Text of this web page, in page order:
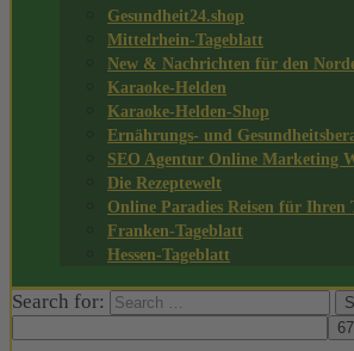
Gesundheit24.shop
Mittelrhein-Tageblatt
New & Nachrichten für den
Karaoke-Helden
Karaoke-Helden-Shop
Ernährungs- und
SEO Agentur Online Marketing
Die Rezeptewelt
Online Paradies Reisen für Ihren
Franken-Tageblatt
Hessen-Tageblatt
Search for: